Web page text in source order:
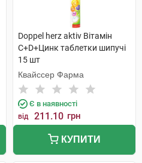
Doppel herz aktiv Вітамін
С+D+Цинк таблетки шипучі
15 шт
Квайссер Фарма
Є в наявності
від 211.10 грн
КУПИТИ